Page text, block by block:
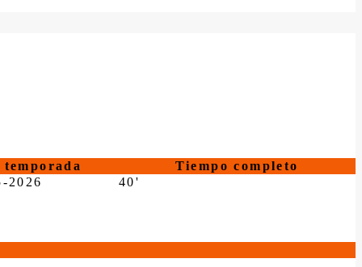
temporada
Tiempo completo
2026 40'